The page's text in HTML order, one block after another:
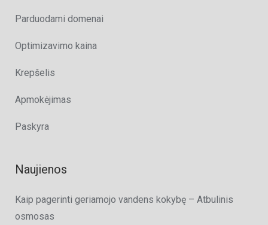
Parduodami domenai
Optimizavimo kaina
Krepšelis
Apmokėjimas
Paskyra
Naujienos
Kaip pagerinti geriamojo vandens kokybę – Atbulinis
osmosas